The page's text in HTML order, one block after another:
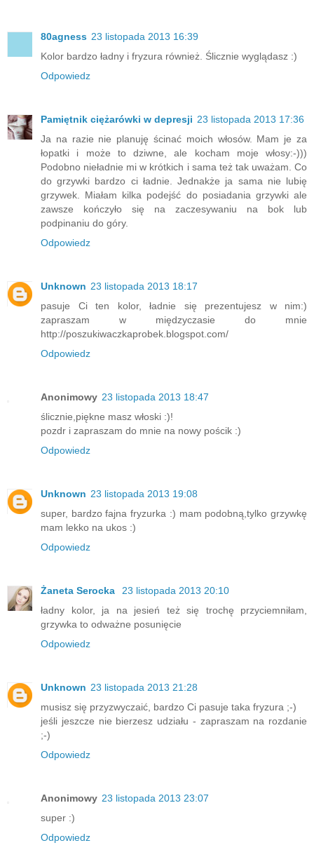
80agness 23 listopada 2013 16:39
Kolor bardzo ładny i fryzura również. Ślicznie wyglądasz :)
Odpowiedz
Pamiętnik ciężarówki w depresji 23 listopada 2013 17:36
Ja na razie nie planuję ścinać moich włosów. Mam je za
łopatki i może to dziwne, ale kocham moje włosy:-)))
Podobno nieładnie mi w krótkich i sama też tak uważam. Co
do grzywki bardzo ci ładnie. Jednakże ja sama nie lubię
grzywek. Miałam kilka podejść do posiadania grzywki ale
zawsze kończyło się na zaczesywaniu na bok lub
podpinaniu do góry.
Odpowiedz
Unknown 23 listopada 2013 18:17
pasuje Ci ten kolor, ładnie się prezentujesz w nim:)
zapraszam w międzyczasie do mnie
http://poszukiwaczkaprobek.blogspot.com/
Odpowiedz
Anonimowy 23 listopada 2013 18:47
ślicznie,piękne masz włoski :)!
pozdr i zapraszam do mnie na nowy pościk :)
Odpowiedz
Unknown 23 listopada 2013 19:08
super, bardzo fajna fryzurka :) mam podobną,tylko grzywkę
mam lekko na ukos :)
Odpowiedz
Żaneta Serocka
23 listopada 2013 20:10
ładny kolor, ja na jesień też się trochę przyciemniłam,
grzywka to odważne posunięcie
Odpowiedz
Unknown 23 listopada 2013 21:28
musisz się przyzwyczaić, bardzo Ci pasuje taka fryzura ;-)
jeśli jeszcze nie bierzesz udziału - zapraszam na rozdanie
;-)
Odpowiedz
Anonimowy 23 listopada 2013 23:07
super :)
Odpowiedz